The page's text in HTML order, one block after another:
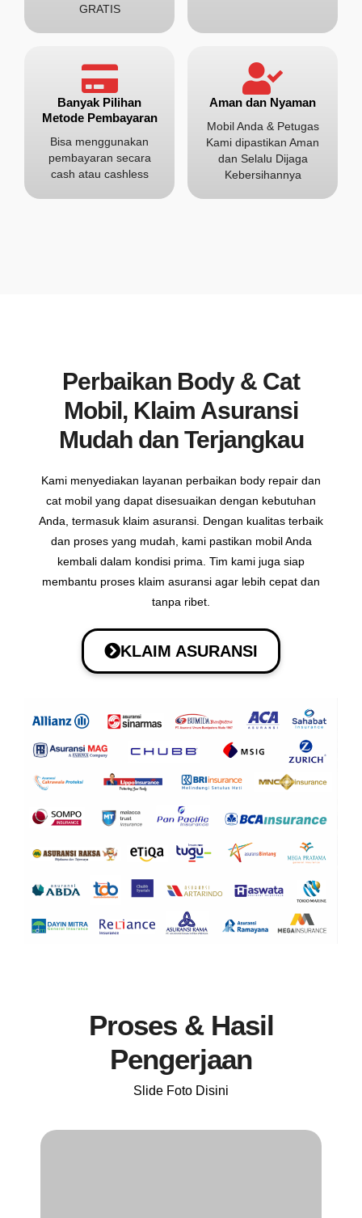
GRATIS
Banyak Pilihan
Metode Pembayaran
Bisa menggunakan
pembayaran secara
cash atau cashless
Aman dan Nyaman
Mobil Anda & Petugas
Kami dipastikan Aman
dan Selalu Dijaga
Kebersihannya
Perbaikan Body & Cat
Mobil, Klaim Asuransi
Mudah dan Terjangkau
Kami menyediakan layanan perbaikan body repair dan
cat mobil yang dapat disesuaikan dengan kebutuhan
Anda, termasuk klaim asuransi. Dengan kualitas terbaik
dan proses yang mudah, kami pastikan mobil Anda
kembali dalam kondisi prima. Tim kami juga siap
membantu proses klaim asuransi agar lebih cepat dan
tanpa ribet.
KLAIM ASURANSI
Proses & Hasil
Pengerjaan
Slide Foto Disini